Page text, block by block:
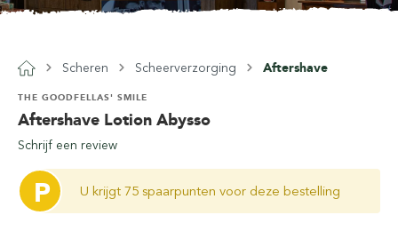
Scheren Scheerverzorging Aftershave
Aftershave Lotion Abysso
THE GOODFELLAS' SMILE
Schrijf een review
P U krijgt 75 spaarpunten voor deze bestelling